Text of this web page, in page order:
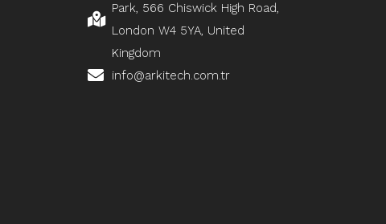
Park, 566 Chiswick High Road,
London W4 5YA, United
Kingdom
info@arkitech.com.tr